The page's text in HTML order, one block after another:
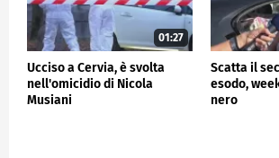
01:27
Ucciso a Cervia, è svolta
nell'omicidio di Nicola
Musiani
Scatta il
esodo,
nero